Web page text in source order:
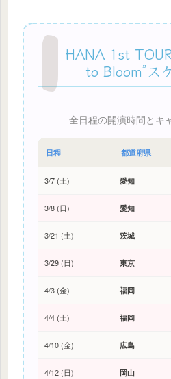
HANA 1st
to Bloom”ス
全日程の開演時間とキ
日程 都道府県
3/7 (土) 愛知
3/8 (日) 愛知
3/21 (土) 茨城
3/29 (日) 東京
4/3 (金) 福岡
4/4 (土) 福岡
4/10 (金) 広島
4/12 (日) 岡山